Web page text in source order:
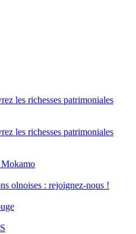
les richesses patrimoniales
les richesses patrimoniales
olnoises : rejoignez-nous !